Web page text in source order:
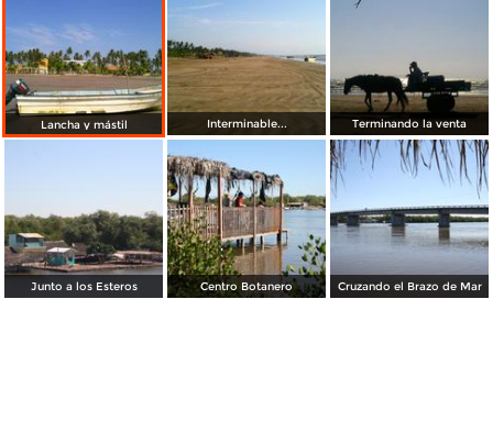
Lancha y mástil Interminable... Terminando la venta
Junto a los Esteros Centro Botanero Cruzando el Brazo de Mar